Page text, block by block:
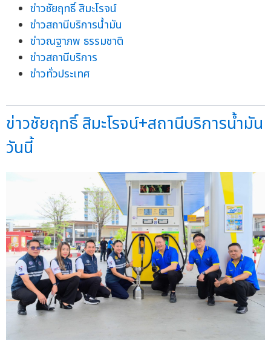
ข่าวชัยฤทธิ์ สิมะโรจน์
ข่าวสถานีบริการน้ำมัน
ข่าวณฐาภพ ธรรมชาติ
ข่าวสถานีบริการ
ข่าวทั่วประเทศ
ข่าวชัยฤทธิ์ สิมะโรจน์+สถานีบริการน้ำมัน
วันนี้